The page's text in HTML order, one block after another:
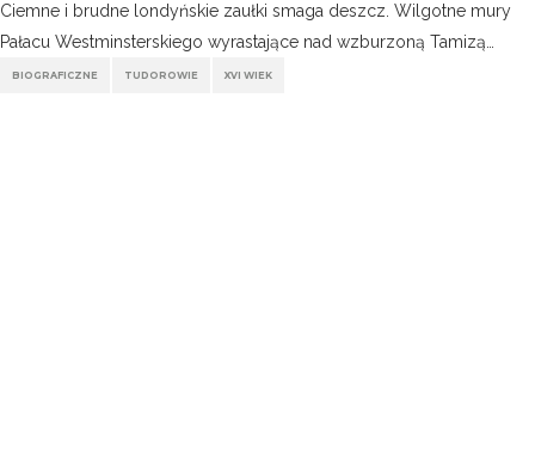
Ciemne i brudne londyńskie zaułki smaga deszcz. Wilgotne mury
Pałacu Westminsterskiego wyrastające nad wzburzoną Tamizą…
BIOGRAFICZNE TUDOROWIE XVI WIEK